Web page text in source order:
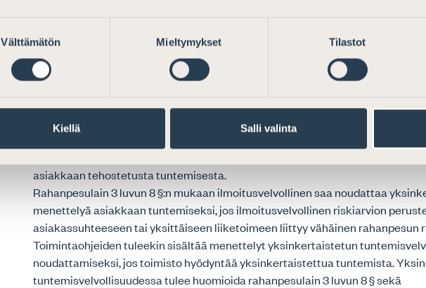
Välttämätön Mieltymykset Tilastot
Kiellä Salli valinta
Asiakkaan tuntemisen menettelyistä tulee käydä selkeästi ilmi, mitä tietoja
kerätä, mikäli toimistolla ei ole käytössä lomaketta tai tietojärjestelmää
keräämiseen.
tehostettua menettelyä asiakkaan tuntemiseksi. Toimintaohjeiden tuleekin
menettelyt tehostetun tuntemisvelvollisuuden noudattamiseksi.
asiakkaan tehostetusta tuntemisesta.
Rahanpesulain 3 luvun 8 §:n mukaan ilmoitusvelvollinen saa noudattaa
menettelyä asiakkaan tuntemiseksi, jos ilmoitusvelvollinen riskiarvion
asiakassuhteeseen tai yksittäiseen liiketoimeen liittyy vähäinen rahanpesun
Toimintaohjeiden tuleekin sisältää menettelyt yksinkertaistetun
noudattamiseksi, jos toimisto hyödyntää yksinkertaistettua tuntemista.
tuntemisvelvollisuudessa tulee huomioida rahanpesulain 3 luvun 8 § sekä